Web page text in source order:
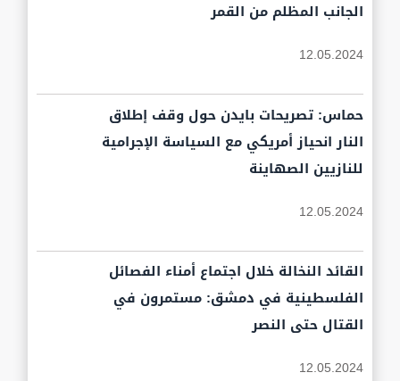
الجانب المظلم من القمر
12.05.2024
حماس: تصريحات بايدن حول وقف إطلاق
النار انحياز أمريكي مع السياسة الإجرامية
للنازيين الصهاينة
12.05.2024
القائد النخالة خلال اجتماع أمناء الفصائل
الفلسطينية في دمشق: مستمرون في
القتال حتى النصر
12.05.2024